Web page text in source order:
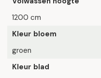
1200 cm
Kleur bloem
groen
Kleur blad